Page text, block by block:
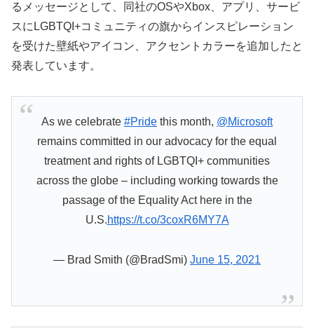
るメッセージとして、同社のOSやXbox、アプリ、サービ
スにLGBTQI+コミュニティの旗からインスピレーション
を受けた壁紙やアイコン、アクセントカラーを追加したと
発表しています。
As we celebrate #Pride this month, @Microsoft
remains committed in our advocacy for the equal
treatment and rights of LGBTQI+ communities
across the globe – including working towards the
passage of the Equality Act here in the
U.S.https://t.co/3coxR6MY7A
— Brad Smith (@BradSmi) June 15, 2021